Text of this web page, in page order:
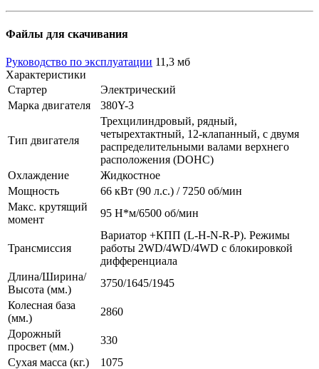
Файлы для скачивания
Руководство по эксплуатации 11,3 мб
Характеристики
Стартер
Электрический
Марка двигателя
380Y-3
Тип двигателя
Трехцилиндровый, рядный,
четырехтактный, 12-клапанный, с двумя
распределительными валами верхнего
расположения (DOHC)
Охлаждение
Жидкостное
Мощность
66 кВт (90 л.с.) / 7250 об/мин
Макс. крутящий
момент
95 Н*м/6500 об/мин
Трансмиссия
Вариатор +КПП (L-H-N-R-P). Режимы
работы 2WD/4WD/4WD c блокировкой
дифференциала
Длина/Ширина/
Высота (мм.)
3750/1645/1945
Колесная база
(мм.)
2860
Дорожный
просвет (мм.)
330
Сухая масса (кг.)
1075